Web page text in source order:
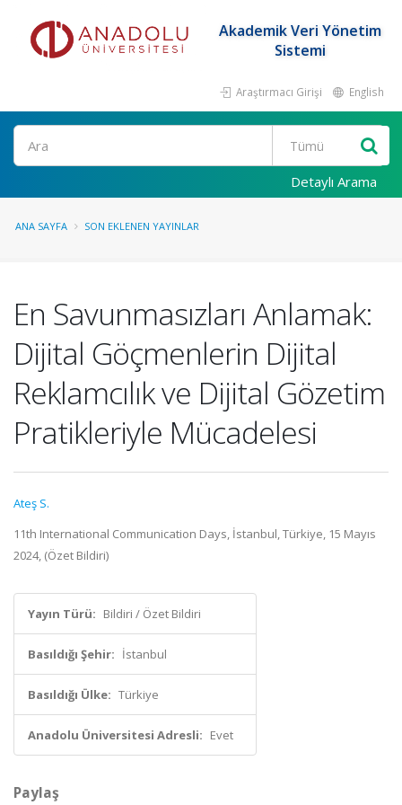
Akademik Veri Yönetim
Sistemi
Araştırmacı Girişi English
Ara
Detaylı Arama
ANA SAYFA SON EKLENEN YAYINLAR
En Savunmasızları Anlamak:
Dijital Göçmenlerin Dijital
Reklamcılık ve Dijital Gözetim
Pratikleriyle Mücadelesi
Ateş S.
11th International Communication Days, İstanbul, Türkiye, 15 Mayıs
2024, (Özet Bildiri)
Yayın Türü: Bildiri / Özet Bildiri
Basıldığı Şehir: İstanbul
Basıldığı Ülke: Türkiye
Anadolu Üniversitesi Adresli: Evet
Paylaş